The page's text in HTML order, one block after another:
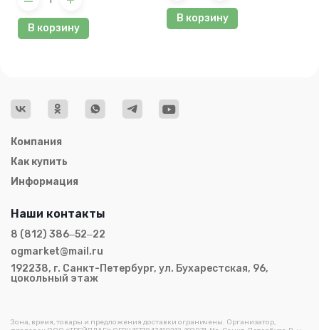
В корзину
В корзину
Компания
Как купить
Информация
Зона, время, товары и предложения доставки ограничены. Организатор,
Наши контакты
8 (812) 386‒52‒22
ogmarket@mail.ru
192238, г. Санкт-Петербург, ул. Бухарестская, 96,
цокольный этаж